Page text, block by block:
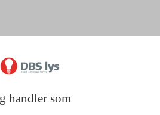
handler som